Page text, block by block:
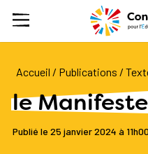
Accueil / Publications /
le Manifeste
Publié le 25 janvier 2024 à 11h00